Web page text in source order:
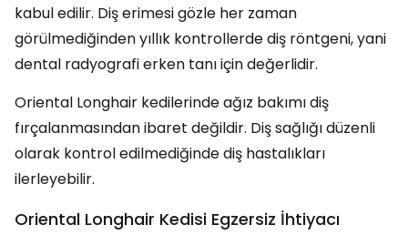
kabul edilir. Diş erimesi gözle her zaman
görülmediğinden yıllık kontrollerde diş röntgeni, yani
dental radyografi erken tanı için değerlidir.
Oriental Longhair kedilerinde ağız bakımı diş
fırçalanmasından ibaret değildir. Diş sağlığı düzenli
olarak kontrol edilmediğinde diş hastalıkları
ilerleyebilir.
Oriental Longhair Kedisi Egzersiz İhtiyacı